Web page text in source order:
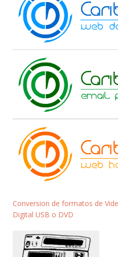
Conversion de formatos de
Digital USB o DVD